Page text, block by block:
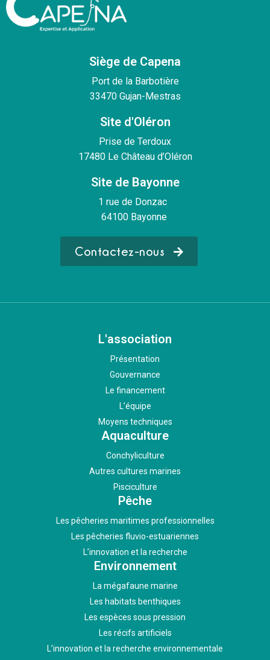
Siège de Capena
Port de la Barbotière
33470 Gujan-Mestras
Site d'Oléron
Prise de Terdoux
17480 Le Château d’Oléron
Site de Bayonne
1 rue de Donzac
64100 Bayonne
Contactez-nous
L'association
Présentation
Gouvernance
Le financement
L’équipe
Moyens techniques
Aquaculture
Conchyliculture
Autres cultures marines
Pisciculture
Pêche
Les pêcheries maritimes professionnelles
Les pêcheries fluvio-estuariennes
L’innovation et la recherche
Environnement
La mégafaune marine
Les habitats benthiques
Les espèces sous pression
Les récifs artificiels
L’innovation et la recherche environnementale